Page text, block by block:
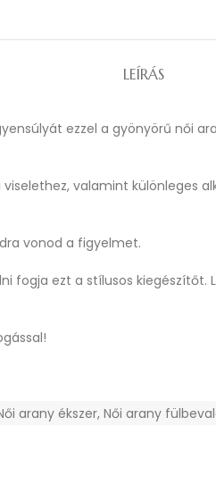
LEÍRÁS
ezzel a gyönyörű női
valamint különleges
vonod a figyelmet.
fogja ezt a stílusos
arany ékszer, Női arany